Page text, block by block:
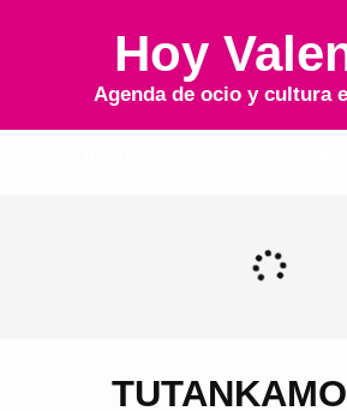
Hoy
Agenda de ocio y cultura